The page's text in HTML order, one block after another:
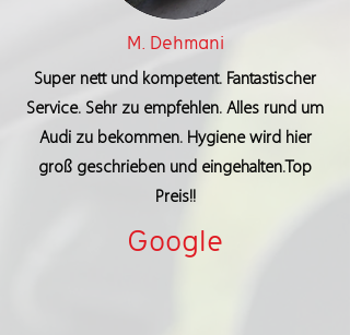
M. Dehmani
Super nett und kompetent. Fantastischer
Service. Sehr zu empfehlen. Alles rund um
Audi zu bekommen. Hygiene wird hier
groß geschrieben und eingehalten.Top
Preis!!
Google